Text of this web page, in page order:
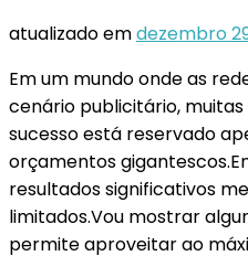
atualizado emdezembro
Em um mundo onde as
cenário publicitário,
sucesso está reservado
orçamentos
resultados significativos
limitados.Vou mostrar
permite aproveitar ao